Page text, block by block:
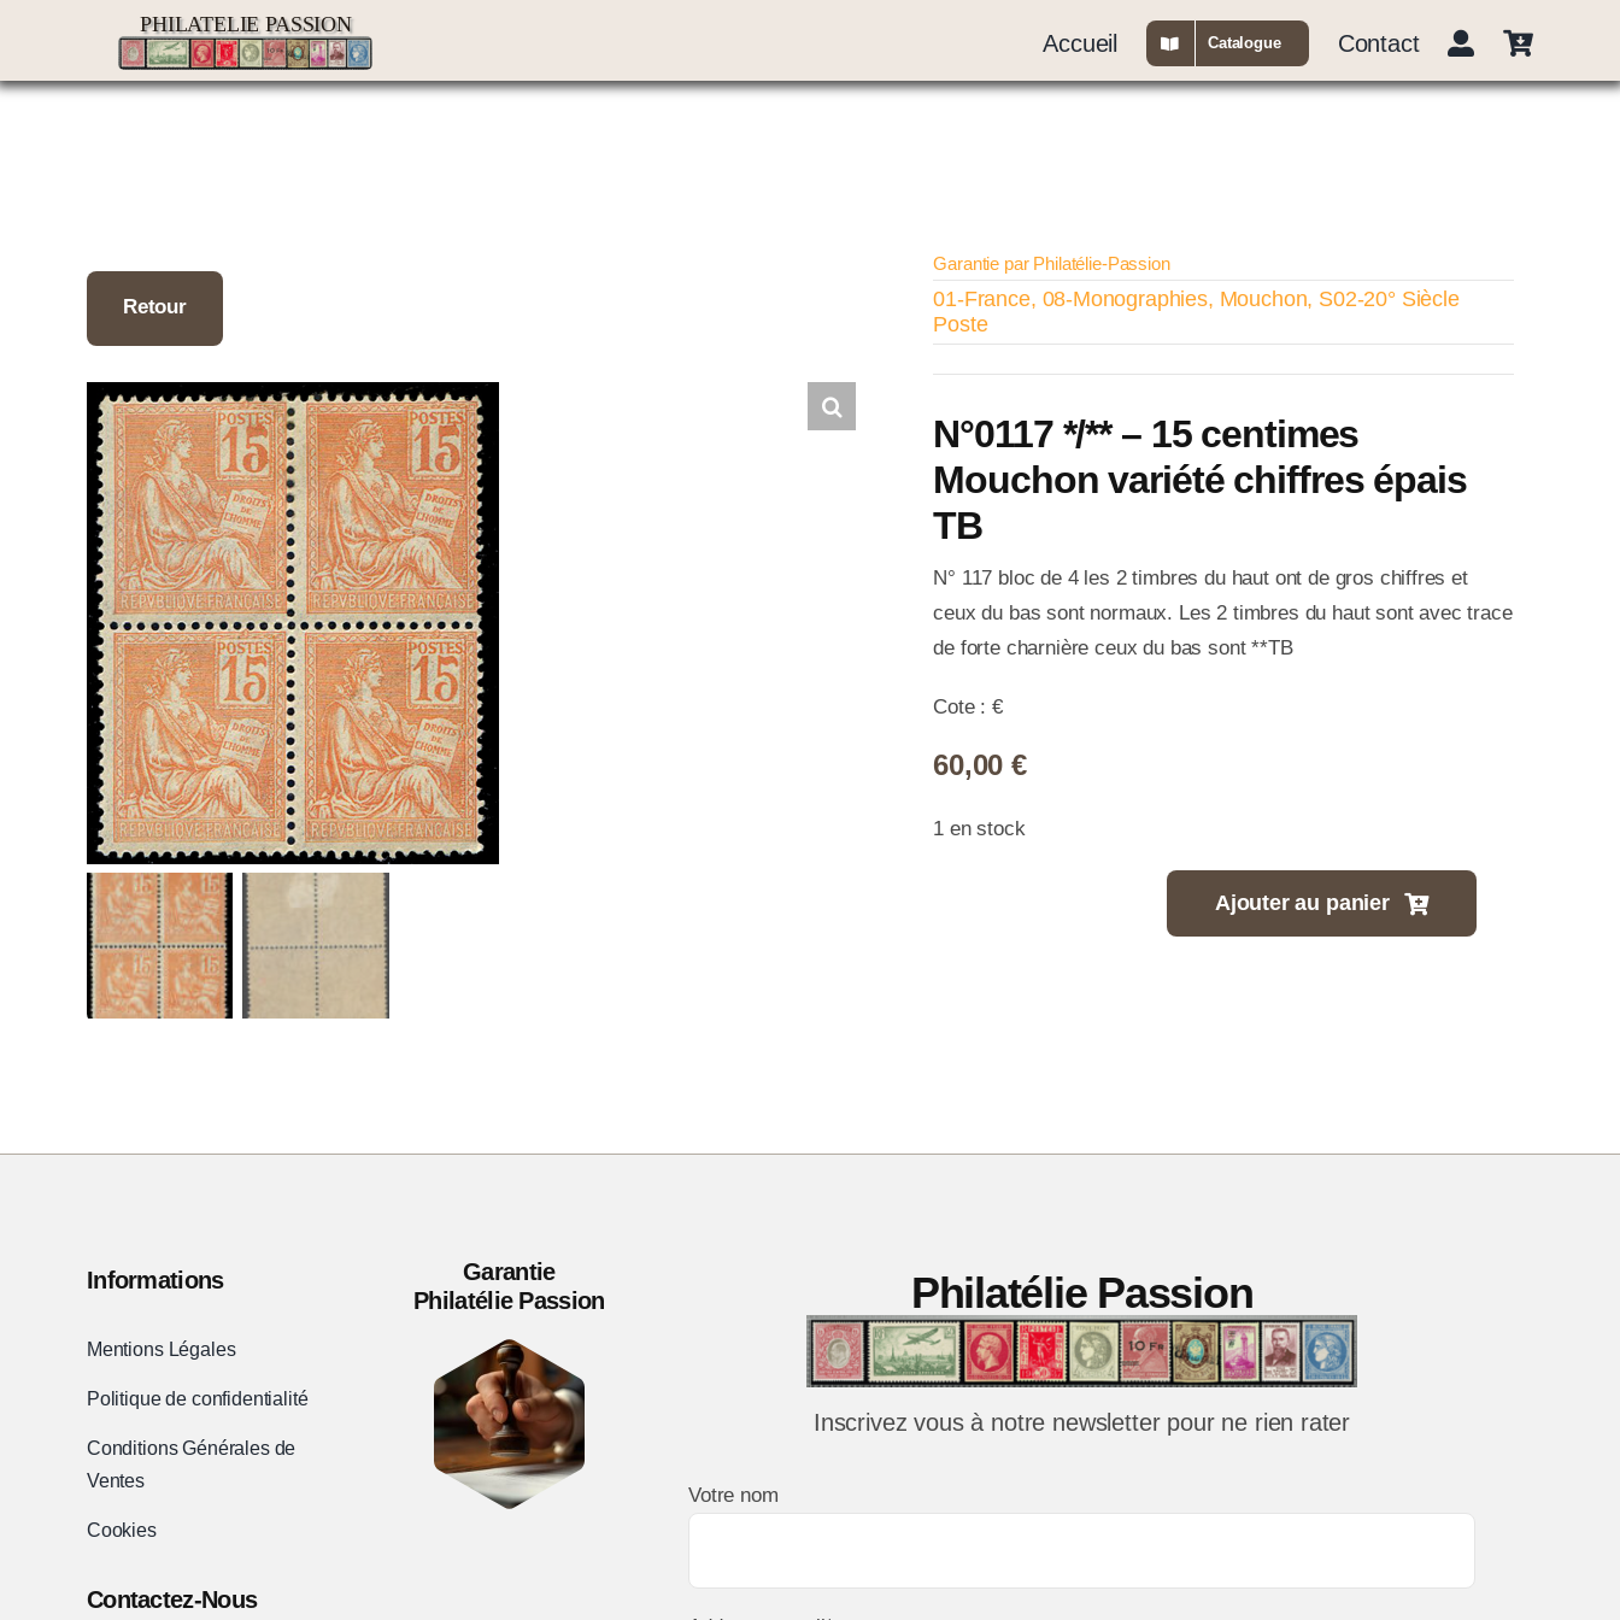
contenu
PHILATELIE PASSION
Accueil Catalogue Contact
Retour
Garantie par Philatélie-Passion
01-France, 08-Monographies, Mouchon, S02-20° Siècle
Poste
N°0117 */** – 15 centimes
Mouchon variété chiffres épais
TB
N° 117 bloc de 4 les 2 timbres du haut ont de gros chiffres et
ceux du bas sont normaux. Les 2 timbres du haut sont avec trace
de forte charnière ceux du bas sont **TB
Cote : €
60,00 €
1 en stock
épais
TB
Ajouter au panier
Informations
Mentions Légales
Politique de confidentialité
Conditions Générales de
Ventes
Cookies
Contactez-Nous
Garantie
Philatélie Passion
Philatélie Passion
Inscrivez vous à notre newsletter pour ne rien rater
Votre nom